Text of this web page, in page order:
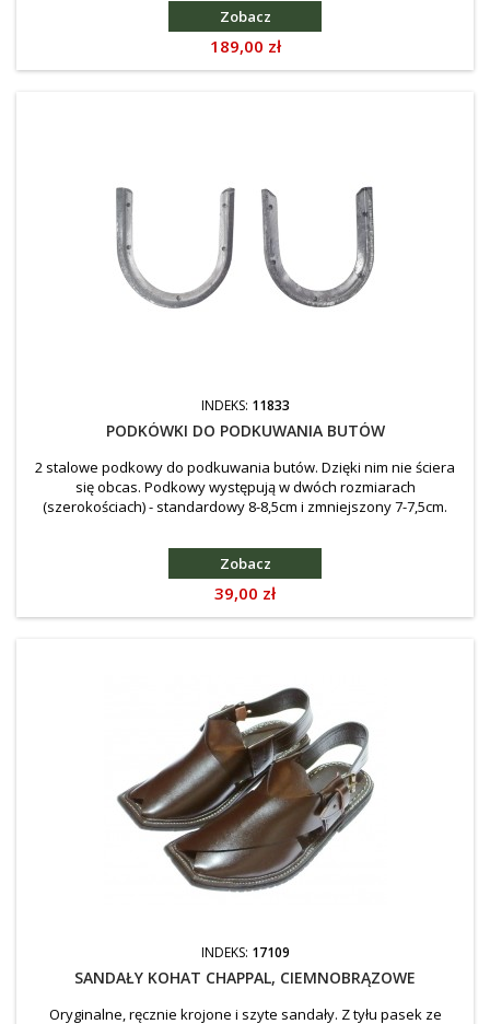
Zobacz
Cena
189,00 zł
INDEKS: 11833
PODKÓWKI DO PODKUWANIA BUTÓW
2 stalowe podkowy do podkuwania butów. Dzięki nim nie ściera
się obcas. Podkowy występują w dwóch rozmiarach
(szerokościach) - standardowy 8-8,5cm i zmniejszony 7-7,5cm.
Zobacz
Cena
39,00 zł
INDEKS: 17109
SANDAŁY KOHAT CHAPPAL, CIEMNOBRĄZOWE
Oryginalne, ręcznie krojone i szyte sandały. Z tyłu pasek ze